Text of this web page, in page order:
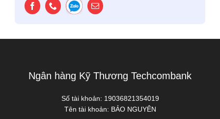
Ngân hàng Kỹ Thương Techcombank
Số tài khoản: 19036821354019
Tên tài khoản: BẢO NGUYÊN